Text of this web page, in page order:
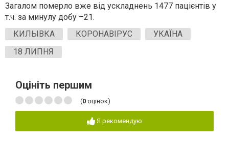
Загалом померло вже від ускладнень 1477 пацієнтів у
т.ч. за минулу добу –21.
КИЛЫВКА
КОРОНАВІРУС
УКАЇНА
18 ЛИПНЯ
Оцініть першим
(0 оцінок)
Я рекомендую